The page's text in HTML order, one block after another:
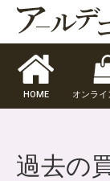
HOME オンライ
過去の